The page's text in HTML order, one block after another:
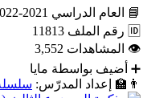
📘
العام الدراسي 2021-2022
🆔 رقم الملف 11813
👁
المشاهدات 3,552
➕
أضيف بواسطة مايا
👨‍🏫
إعداد المدرّس: